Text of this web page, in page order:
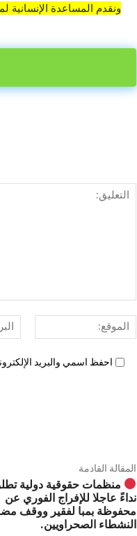
ونقدم المساعدة
الموقع:
احفظ اسمي والبريد
المقالة القادمة
منظمات حقوقية دولية
نداءً عاجلا للإفراج الفوري عن
محفوظة بمبا لفقير ووقف
النشطاء الصحراويين.